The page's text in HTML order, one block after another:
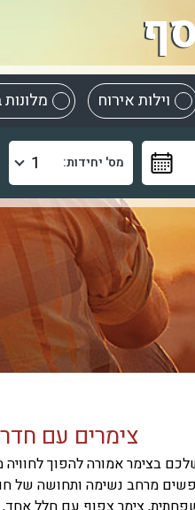
וילות אירוח
מס' יחידות:
צימרים עם
בצימר אמורה להפוך
מרחב נשימה ותחושה של